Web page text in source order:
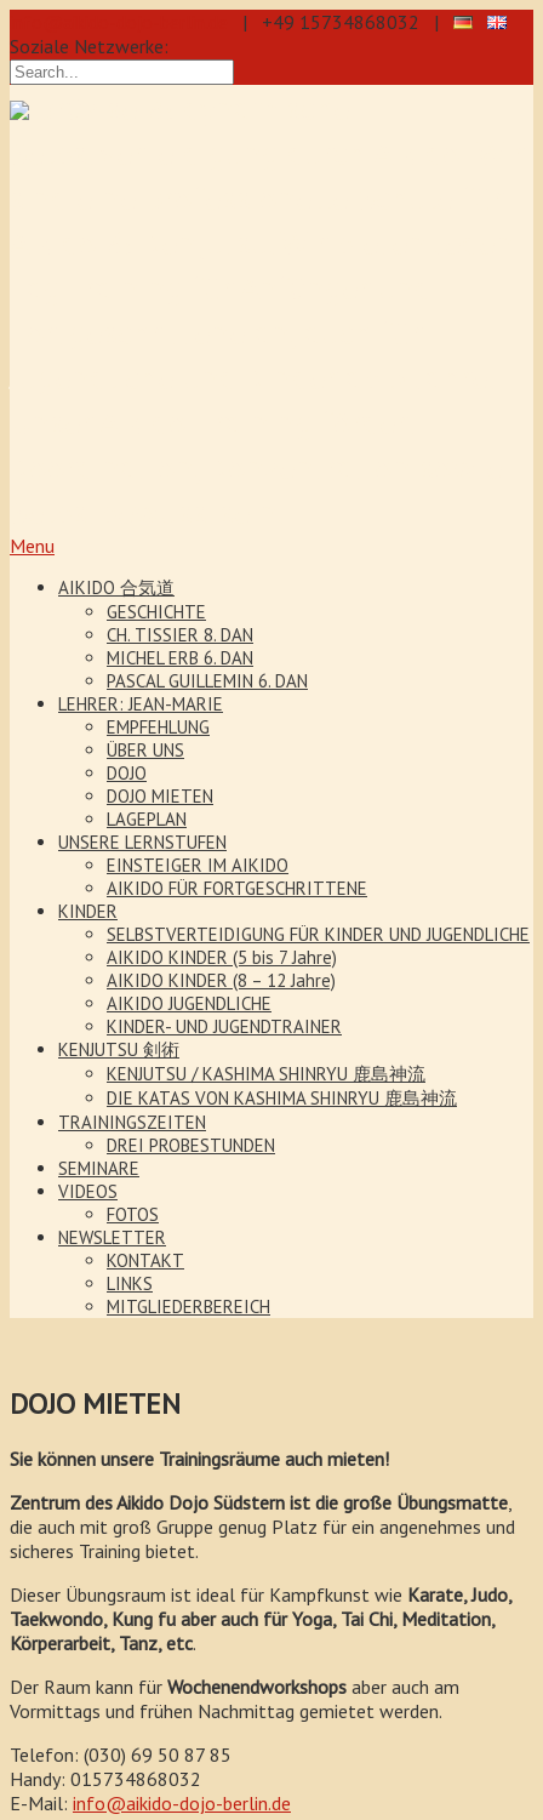
| +49 15734868032 |
Soziale Netzwerke:
Menu
AIKIDO 合気道
GESCHICHTE
CH. TISSIER 8. DAN
MICHEL ERB 6. DAN
PASCAL GUILLEMIN 6. DAN
LEHRER: JEAN-MARIE
EMPFEHLUNG
ÜBER UNS
DOJO
DOJO MIETEN
LAGEPLAN
UNSERE LERNSTUFEN
EINSTEIGER IM AIKIDO
AIKIDO FÜR FORTGESCHRITTENE
KINDER
SELBSTVERTEIDIGUNG FÜR KINDER UND JUGENDLICHE
AIKIDO KINDER (5 bis 7 Jahre)
AIKIDO KINDER (8 – 12 Jahre)
AIKIDO JUGENDLICHE
KINDER- UND JUGENDTRAINER
KENJUTSU 剣術
KENJUTSU / KASHIMA SHINRYU 鹿島神流
DIE KATAS VON KASHIMA SHINRYU 鹿島神流
TRAININGSZEITEN
DREI PROBESTUNDEN
SEMINARE
VIDEOS
FOTOS
NEWSLETTER
KONTAKT
LINKS
MITGLIEDERBEREICH
DOJO MIETEN
Sie können unsere Trainingsräume auch mieten!
Zentrum des Aikido Dojo Südstern ist die große Übungsmatte
die auch mit groß Gruppe genug Platz für ein angenehmes und
sicheres Training bietet.
Dieser Übungsraum ist ideal für Kampfkunst wie Karate, Judo,
Taekwondo, Kung fu aber auch für Yoga, Tai Chi, Meditation,
Körperarbeit, Tanz, etc.
Der Raum kann für Wochenendworkshops aber auch am
Vormittags und frühen Nachmittag gemietet werden.
Telefon: (030) 69 50 87 85
Handy: 015734868032
E-Mail: info@aikido-dojo-berlin.de